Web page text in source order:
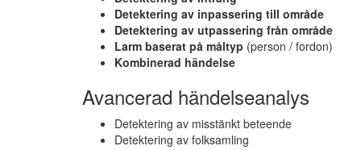
Detektering av inpassering till område
Detektering av utpassering från område
Larm baserat på måltyp (person / fordon)
Kombinerad händelse
Avancerad händelseanalys
Detektering av misstänkt beteende
Detektering av folksamling